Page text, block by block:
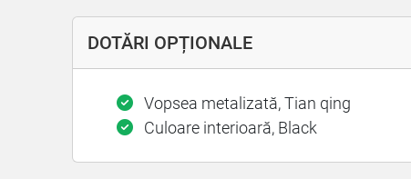
DOTĂRI OPȚIONALE
Vopsea metalizată, Tian qing
Culoare interioară, Black